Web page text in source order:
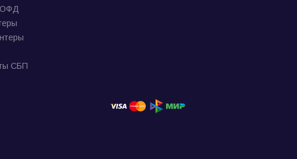
ОФД
СБП